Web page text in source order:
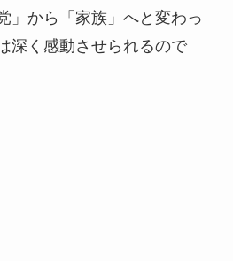
」から「家族」へと変わっ
深く感動させられるので